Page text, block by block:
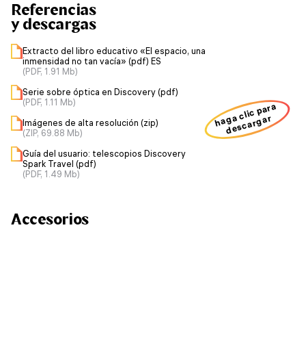
Referencias
y descargas
Extracto del libro educativo «El espacio, una
inmensidad no tan vacía» (pdf) ES
(PDF, 1.91 Mb)
Serie sobre óptica en Discovery (pdf)
(PDF, 1.11 Mb)
Imágenes de alta resolución (zip)
(ZIP, 69.88 Mb)
Guía del usuario: telescopios Discovery
Spark Travel (pdf)
(PDF, 1.49 Mb)
haga clic para
descargar
Accesorios